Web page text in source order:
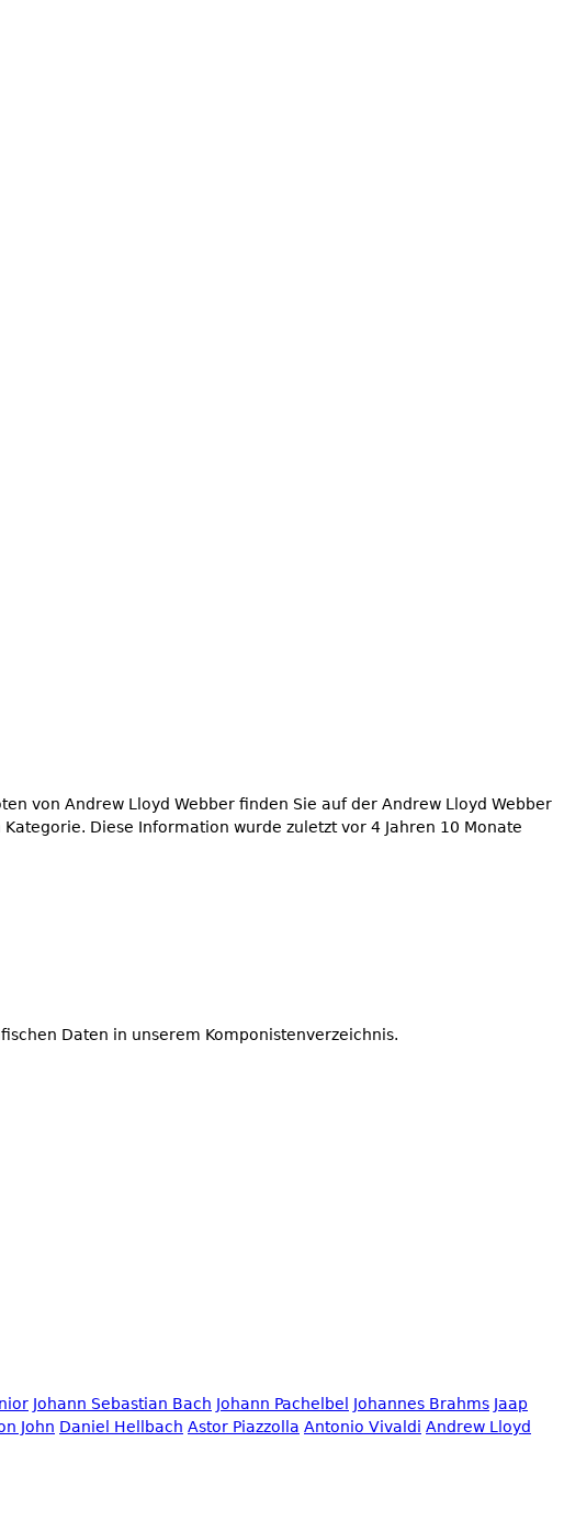
von Andrew Lloyd Webber finden Sie auf der Andrew Lloyd Webber
Diese Information wurde zuletzt vor 4 Jahren 10 Monate
Daten in unserem Komponistenverzeichnis.
Johann Sebastian Bach Johann Pachelbel Johannes Brahms Jaap
John Daniel Hellbach Astor Piazzolla Antonio Vivaldi Andrew Lloyd